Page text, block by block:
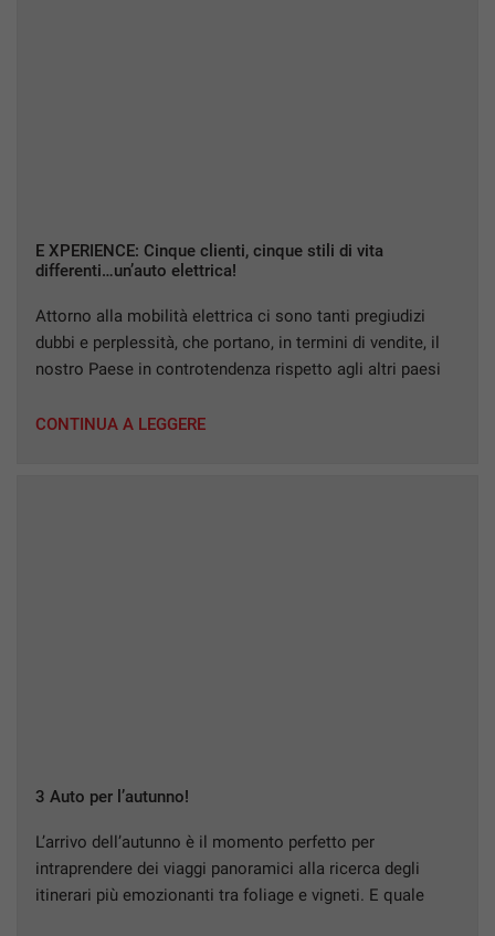
E XPERIENCE: Cinque clienti, cinque stili di vita
differenti…un’auto elettrica!
Attorno alla mobilità elettrica ci sono tanti pregiudizi
dubbi e perplessità, che portano, in termini di vendite, il
nostro Paese in controtendenza rispetto agli altri paesi
essendo una tecnologia completamente nuova,
CONTINUA A LEGGERE
3 Auto per l’autunno!
L’arrivo dell’autunno è il momento perfetto per
intraprendere dei viaggi panoramici alla ricerca degli
itinerari più emozionanti tra foliage e vigneti. E quale